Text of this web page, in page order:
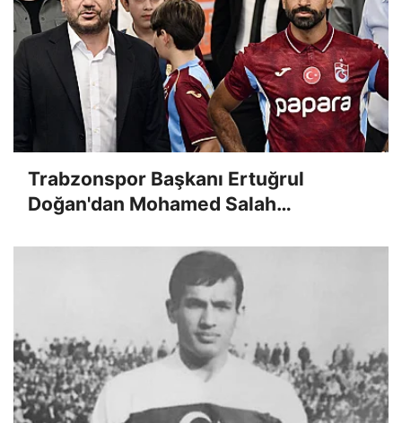
Trabzonspor Başkanı Ertuğrul
Doğan'dan Mohamed Salah
fazlası çıktı!'